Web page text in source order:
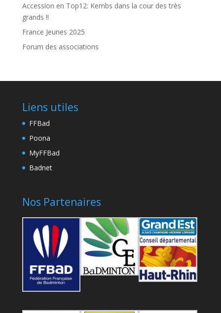
Accession en Top12: Kembs dans la cour des très
grands !!
France Jeunes 2025
Forum des associations
Liens utiles
FFBad
Poona
MyFFBad
Badnet
Nos Partenaires